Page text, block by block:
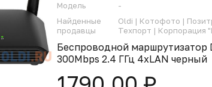
Модель
-
Найденные
продавцы
Oldi | Котофото |
Техпорт | Корпорация
Беспроводной маршрутизатор
300Mbps 2.4 ГГц 4xLAN черный